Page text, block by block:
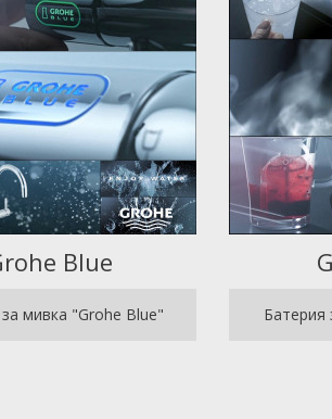
Blue
мивка "Grohe Blue" Батерия